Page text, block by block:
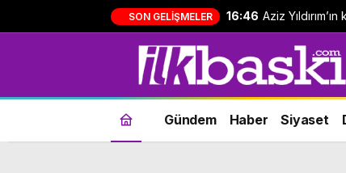
SON GELIŞMELER 16:46 Aziz
yapan kişi
Gündem Haber Siyaset